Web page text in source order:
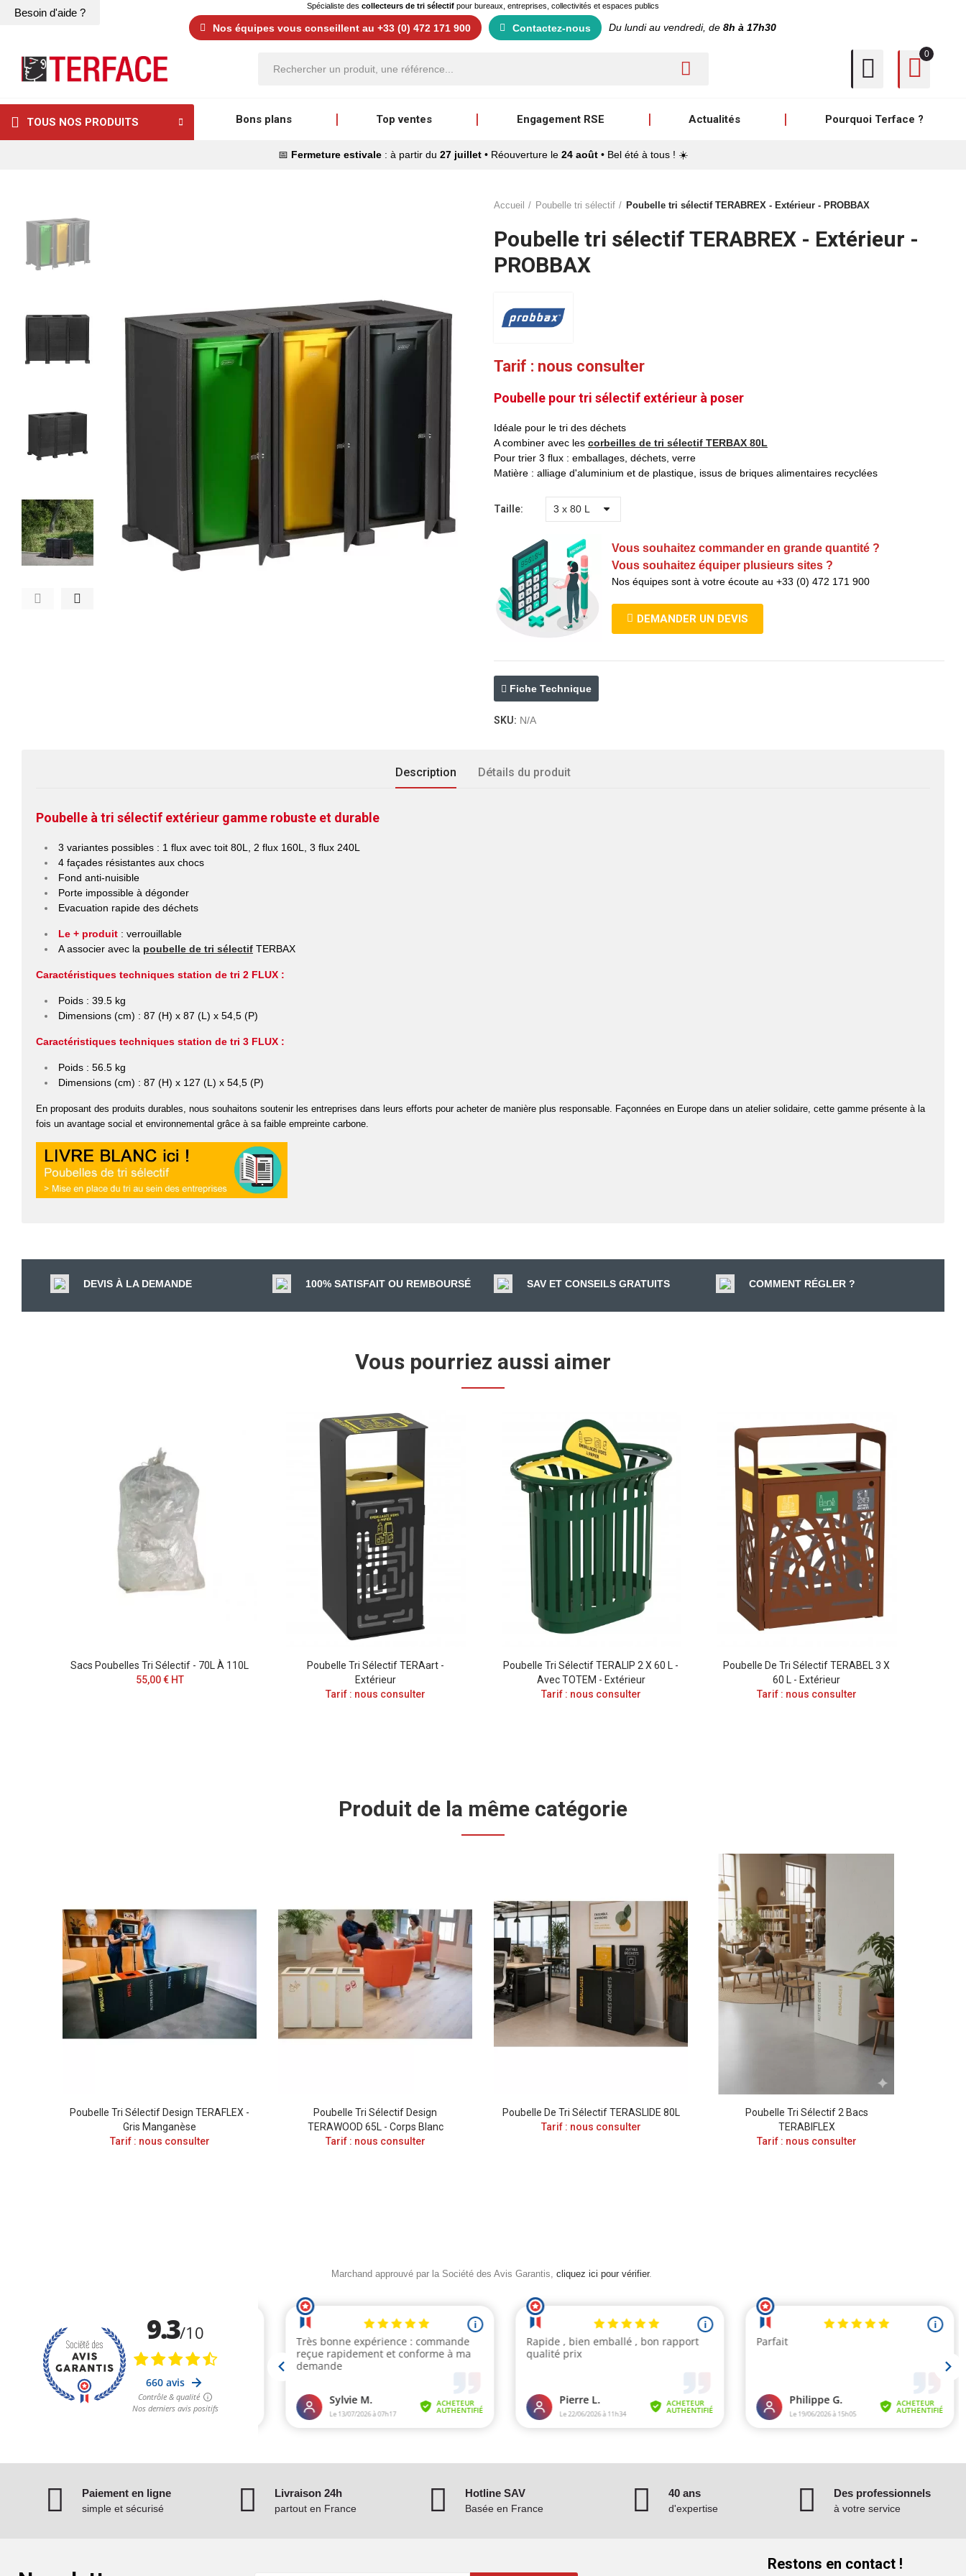
Besoin d'aide ?
Spécialiste des collecteurs de tri sélectifpour bureaux, entreprises, collectivités et espaces publics
Nos équipes vous conseillent au +33 (0) 472 171 900 Contactez-nous Du lundi au vendredi, de 8h à 17h30
0
TOUS NOS PRODUITS Bons plans Top ventes Engagement RSE Actualités Pourquoi Terface ?
📅 Fermeture estivale : à partir du 27 juillet • Réouverture le 24 août • Bel été à tous ! ☀️
Accueil Poubelle tri sélectif Poubelle tri sélectif TERABREX - Extérieur - PROBBAX
Poubelle tri sélectif TERABREX - Extérieur -
PROBBAX
Tarif : nous consulter
Poubelle pour tri sélectif extérieur à poser
Idéale pour le tri des déchets
A combiner avec les corbeilles de tri sélectif TERBAX 80L
Pour trier 3 flux : emballages, déchets, verre
Matière : alliage d'aluminium et de plastique, issus de briques alimentaires recyclées
Taille
Vous souhaitez commander en grande quantité ?
Vous souhaitez équiper plusieurs sites ?
Nos équipes sont à votre écoute au +33 (0) 472 171 900
DEMANDER UN DEVIS
Fiche Technique
SKU: N/A
Description Détails du produit
Poubelle à tri sélectif extérieur gamme robuste et durable
3 variantes possibles : 1 flux avec toit 80L, 2 flux 160L, 3 flux 240L
4 façades résistantes aux chocs
Fond anti-nuisible
Porte impossible à dégonder
Evacuation rapide des déchets
Le + produit : verrouillable
A associer avec la poubelle de tri sélectif TERBAX
Caractéristiques techniques station de tri 2 FLUX :
Poids : 39.5 kg
Dimensions (cm) : 87 (H) x 87 (L) x 54,5 (P)
Caractéristiques techniques station de tri 3 FLUX :
Poids : 56.5 kg
Dimensions (cm) : 87 (H) x 127 (L) x 54,5 (P)
En proposant des produits durables, nous souhaitons soutenir les entreprises dans leurs efforts pour acheter de manière plus responsable. Façonnées en Europe dans un atelier solidaire, cette gamme présente à la
fois un avantage social et environnemental grâce à sa faible empreinte carbone.
DEVIS À LA DEMANDE 100% SATISFAIT OU REMBOURSÉ SAV ET CONSEILS GRATUITS COMMENT RÉGLER ?
Vous pourriez aussi aimer
Sacs Poubelles Tri Sélectif - 70L À 110L
55,00 € HT
Poubelle Tri Sélectif TERAart -
Extérieur
Tarif : nous consulter
Poubelle Tri Sélectif TERALIP 2 X 60 L -
Avec TOTEM - Extérieur
Tarif : nous consulter
Poubelle De Tri Sélectif TERABEL 3 X
60 L - Extérieur
Tarif : nous consulter
Produit de la même catégorie
Poubelle Tri Sélectif Design TERAFLEX -
Gris Manganèse
Tarif : nous consulter
Poubelle Tri Sélectif Design
TERAWOOD 65L - Corps Blanc
Tarif : nous consulter
Poubelle De Tri Sélectif TERASLIDE 80L
Tarif : nous consulter
Poubelle Tri Sélectif 2 Bacs
TERABIFLEX
Tarif : nous consulter
Marchand approuvé par la Société des Avis Garantis, cliquez ici pour vérifier.
Paiement en ligne
simple et sécurisé
Livraison 24h
partout en France
Hotline SAV
Basée en France
40 ans
d'expertise
Des professionnels
à votre service
Restons en contact !